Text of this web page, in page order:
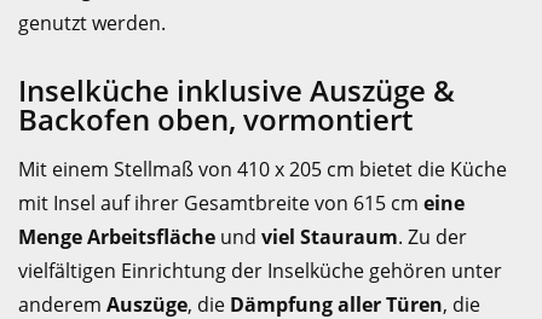
genutzt werden.
Inselküche inklusive Auszüge &
Backofen oben, vormontiert
Mit einem Stellmaß von 410 x 205 cm bietet die Küche
mit Insel auf ihrer Gesamtbreite von 615 cm eine
Menge Arbeitsfläche und viel Stauraum. Zu der
vielfältigen Einrichtung der Inselküche gehören unter
anderem Auszüge, die Dämpfung aller Türen, die